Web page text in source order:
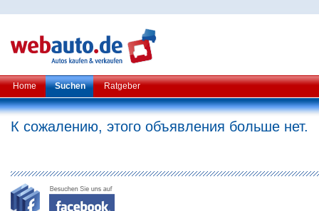
Home Suchen Ratgeber
К сожалению, этого объявления больше нет.